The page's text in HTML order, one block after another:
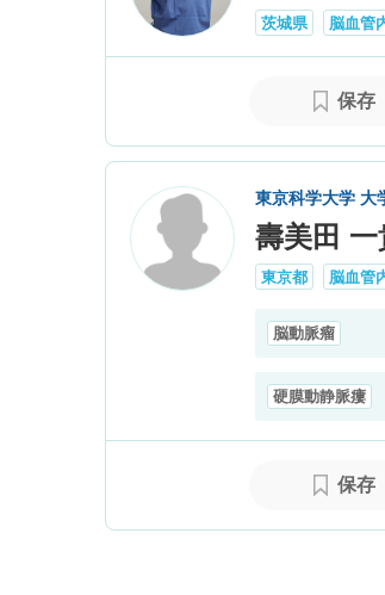
茨城県 脳血管
保存
東京科学大学 大
壽美田 一
東京都 脳血管
脳動脈瘤
硬膜動静脈瘻
保存